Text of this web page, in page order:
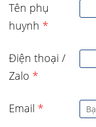
Tên phụ
huynh *
Điện thoại /
Zalo *
Email *